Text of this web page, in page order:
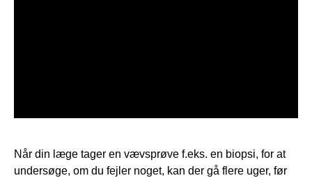
Når din læge tager en vævsprøve f.eks. en biopsi, for at
undersøge, om du fejler noget, kan der gå flere uger, før